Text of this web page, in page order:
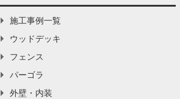
施工事例一覧
ウッドデッキ
フェンス
パーゴラ
外壁・内装